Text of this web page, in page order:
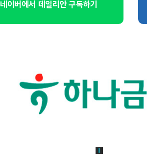
네이버에서 데일리안 구독하기